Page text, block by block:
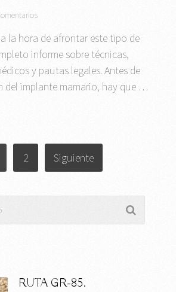
la hora de afrontar este tipo de
informe sobre técnicas,
y pautas legales. Antes de
del implante mamario, hay que …
2 Siguiente
RUTA GR-85.